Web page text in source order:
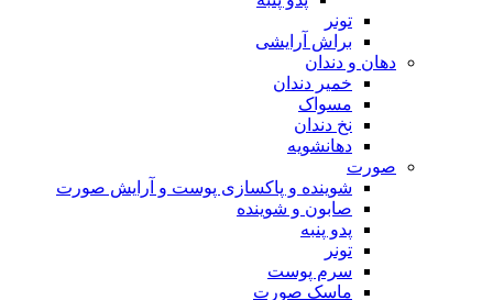
تونر
براش آرایشی
دهان و دندان
خمیر دندان
مسواک
نخ دندان
دهانشویه
صورت
شوینده و پاکسازی پوست و آرایش صورت
صابون و شوینده
پدو پنبه
تونر
سرم پوست
ماسک صورت